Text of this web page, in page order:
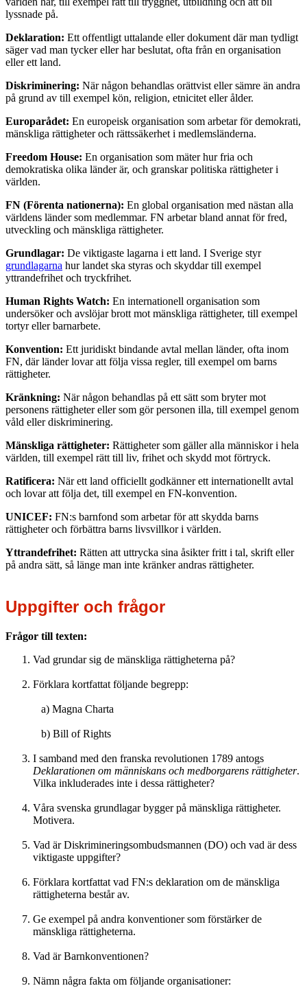
lyssnade på.
Deklaration: Ett offentligt uttalande eller dokument där man tydligt
säger vad man tycker eller har beslutat, ofta från en organisation
eller ett land.
Diskriminering: När någon behandlas orättvist eller sämre än andra
på grund av till exempel kön, religion, etnicitet eller ålder.
Europarådet: En europeisk organisation som arbetar för demokrati,
mänskliga rättigheter och rättssäkerhet i medlemsländerna.
Freedom House: En organisation som mäter hur fria och
demokratiska olika länder är, och granskar politiska rättigheter i
världen.
FN (Förenta nationerna): En global organisation med nästan alla
världens länder som medlemmar. FN arbetar bland annat för fred,
utveckling och mänskliga rättigheter.
Grundlagar: De viktigaste lagarna i ett land. I Sverige styr
grundlagarna hur landet ska styras och skyddar till exempel
yttrandefrihet och tryckfrihet.
Human Rights Watch: En internationell organisation som
undersöker och avslöjar brott mot mänskliga rättigheter, till exempel
tortyr eller barnarbete.
Konvention: Ett juridiskt bindande avtal mellan länder, ofta inom
FN, där länder lovar att följa vissa regler, till exempel om barns
rättigheter.
Kränkning: När någon behandlas på ett sätt som bryter mot
personens rättigheter eller som gör personen illa, till exempel genom
våld eller diskriminering.
Mänskliga rättigheter: Rättigheter som gäller alla människor i hela
världen, till exempel rätt till liv, frihet och skydd mot förtryck.
Ratificera: När ett land officiellt godkänner ett internationellt avtal
och lovar att följa det, till exempel en FN-konvention.
UNICEF: FN:s barnfond som arbetar för att skydda barns
rättigheter och förbättra barns livsvillkor i världen.
Yttrandefrihet: Rätten att uttrycka sina åsikter fritt i tal, skrift eller
på andra sätt, så länge man inte kränker andras rättigheter.
Uppgifter och frågor
Frågor till texten:
Vad grundar sig de mänskliga rättigheterna på?
Förklara kortfattat följande begrepp:
a) Magna Charta
b) Bill of Rights
I samband med den franska revolutionen 1789 antogs
Deklarationen om människans och medborgarens rättigheter.
Vilka inkluderades inte i dessa rättigheter?
Våra svenska grundlagar bygger på mänskliga rättigheter.
Motivera.
Vad är Diskrimineringsombudsmannen (DO) och vad är dess
viktigaste uppgifter?
Förklara kortfattat vad FN:s deklaration om de mänskliga
rättigheterna består av.
Ge exempel på andra konventioner som förstärker de
mänskliga rättigheterna.
Vad är Barnkonventionen?
Nämn några fakta om följande organisationer: